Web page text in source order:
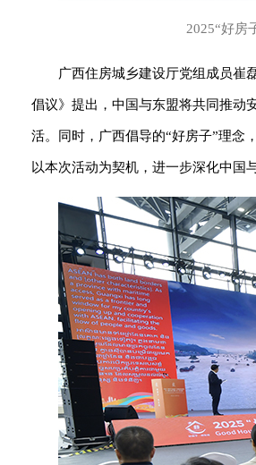
2025“好房
广西住房城乡建设厅党组成员崔
倡议》提出，中国与东盟将共同推动
活。同时，广西倡导的“好房子”理念
以本次活动为契机，进一步深化中国